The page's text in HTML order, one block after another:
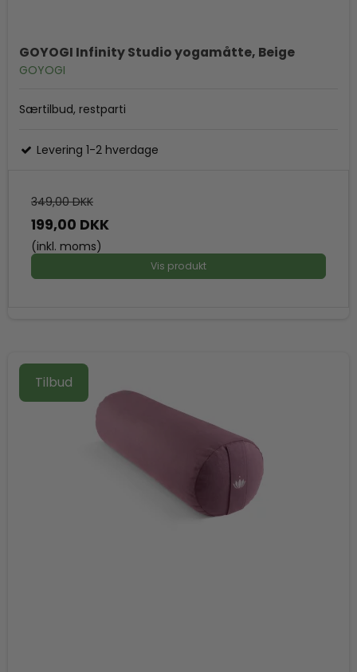
GOYOGI Infinity Studio yogamåtte, Beige
GOYOGI
Særtilbud, restparti
Levering 1-2 hverdage
349,00 DKK
199,00 DKK
(inkl. moms)
Vis produkt
Tilbud